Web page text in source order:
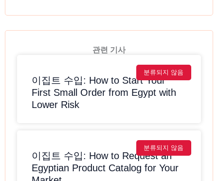
관련 기사
분류되지 않음
이집트 수입: How to Start Your
First Small Order from Egypt with
Lower Risk
분류되지 않음
이집트 수입: How to Request an
Egyptian Product Catalog for Your